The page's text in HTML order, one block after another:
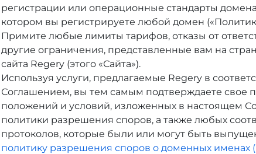
регистрации или операционные стандарты домена
котором вы регистрируете любой домен
Примите любые лимиты тарифов, отказы от
другие ограничения, представленные вам на
сайта Regery (этого «Сайта»).
Используя услуги, предлагаемые Regery в
Соглашением, вы тем самым подтверждаете свое
положений и условий, изложенных в настоящем
политики разрешения споров, а также любых
протоколов, которые были или могут быть
политику разрешения споров о доменных именах